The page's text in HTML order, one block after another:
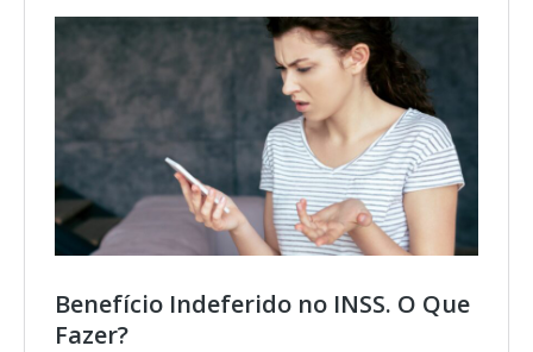
Benefício Indeferido no INSS. O Que
Fazer?